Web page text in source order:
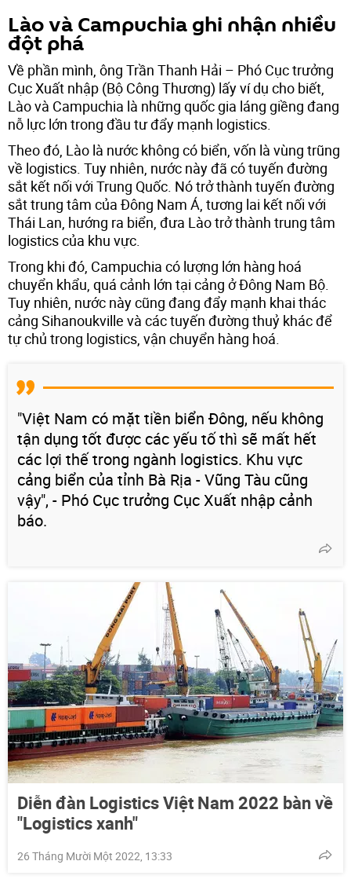
Lào và Campuchia ghi nhận nhiều
đột phá
Về phần mình, ông Trần Thanh Hải – Phó Cục trưởng
Cục Xuất nhập (Bộ Công Thương) lấy ví dụ cho biết,
Lào và Campuchia là những quốc gia láng giềng đang
nỗ lực lớn trong đầu tư đẩy mạnh logistics.
Theo đó, Lào là nước không có biển, vốn là vùng trũng
về logistics. Tuy nhiên, nước này đã có tuyến đường
sắt kết nối với Trung Quốc. Nó trở thành tuyến đường
sắt trung tâm của Đông Nam Á, tương lai kết nối với
Thái Lan, hướng ra biển, đưa Lào trở thành trung tâm
logistics của khu vực.
Trong khi đó, Campuchia có lượng lớn hàng hoá
chuyển khẩu, quá cảnh lớn tại cảng ở Đông Nam Bộ.
Tuy nhiên, nước này cũng đang đẩy mạnh khai thác
cảng Sihanoukville và các tuyến đường thuỷ khác để
tự chủ trong logistics, vận chuyển hàng hoá.
"Việt Nam có mặt tiền biển Đông, nếu không
tận dụng tốt được các yếu tố thì sẽ mất hết
các lợi thế trong ngành logistics. Khu vực
cảng biển của tỉnh Bà Rịa - Vũng Tàu cũng
vậy", - Phó Cục trưởng Cục Xuất nhập cảnh
báo.
Diễn đàn Logistics Việt Nam 2022 bàn về
"Logistics xanh"
26 Tháng Mười Một 2022, 13:33